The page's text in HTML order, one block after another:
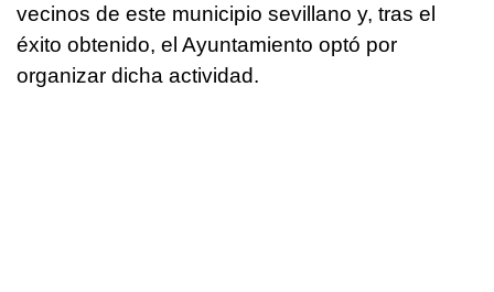
vecinos de este municipio sevillano y, tras el
éxito obtenido, el Ayuntamiento optó por
organizar dicha actividad.